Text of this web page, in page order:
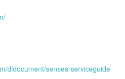
dldocument/senses-serviceguide